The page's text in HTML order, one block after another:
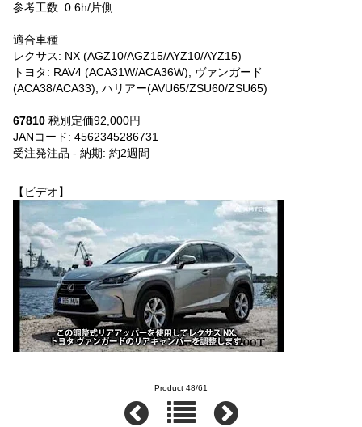
参考工数: 0.6h/片側
適合車種
レクサス: NX (AGZ10/AGZ15/AYZ10/AYZ15)
トヨタ: RAV4 (ACA31W/ACA36W), ヴァンガード
(ACA38/ACA33), ハリアー(AVU65/ZSU60/ZSU65)
67810 税別定価92,000円
JANコード: 4562345286731
受注発注品 - 納期: 約2週間
【ビデオ】
Product 48/61